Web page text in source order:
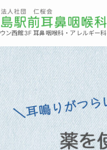
ン西館3F 耳鼻咽喉科・アレルギー科